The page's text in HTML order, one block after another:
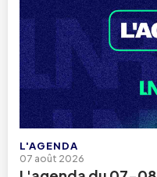
L'AGENDA
07 août 2026